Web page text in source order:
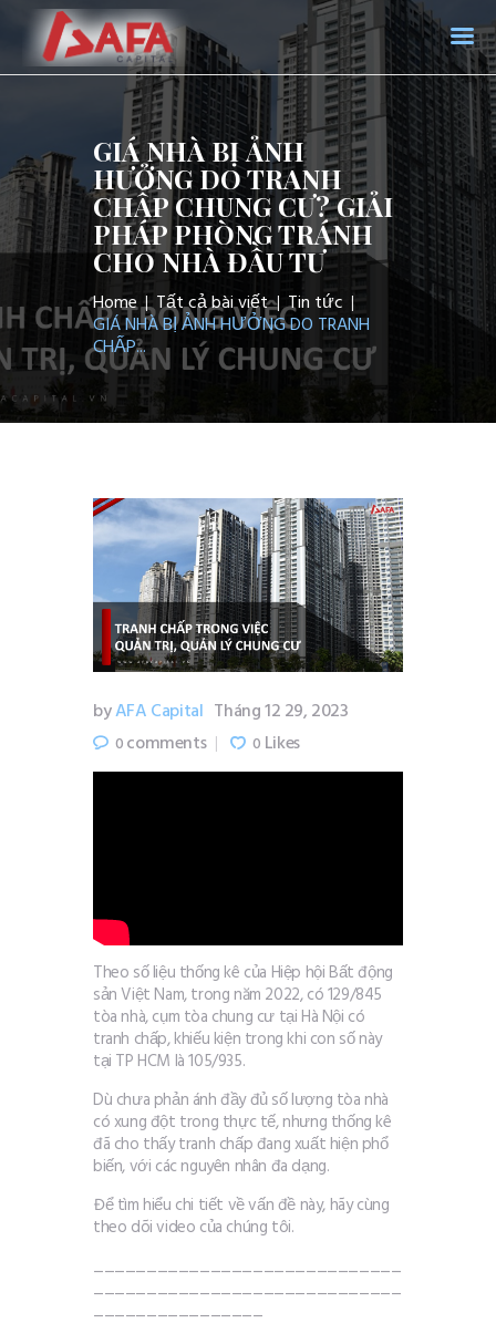
GIÁ NHÀ BỊ ẢNH
HƯỞNG DO TRANH
CHẤP CHUNG CƯ? GIẢI
PHÁP PHÒNG TRÁNH
CHO NHÀ ĐẦU TƯ
Home Tất cả bài viết Tin tức
GIÁ NHÀ BỊ ẢNH HƯỞNG DO TRANH
CHẤP...
AFA CAPITAL
Trang chủ
Giới thiệu
Dịch vụ
Tin tức
Liên hệ
byAFA Capital Tháng 12 29, 2023
0comments 0 Likes
Theo số liệu thống kê của Hiệp hội Bất động
sản Việt Nam, trong năm 2022, có 129/845
tòa nhà, cụm tòa chung cư tại Hà Nội có
tranh chấp, khiếu kiện trong khi con số này
tại TP HCM là 105/935.
Dù chưa phản ánh đầy đủ số lượng tòa nhà
có xung đột trong thực tế, nhưng thống kê
đã cho thấy tranh chấp đang xuất hiện phổ
biến, với các nguyên nhân đa dạng.
Để tìm hiểu chi tiết về vấn đề này, hãy cùng
theo dõi video của chúng tôi.
_____________________________
_____________________________
________________